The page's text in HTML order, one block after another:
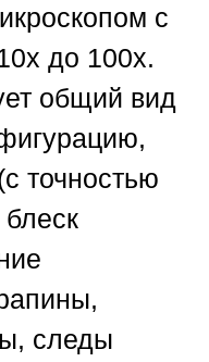
с
до 100х.
общий вид
точностью
следы